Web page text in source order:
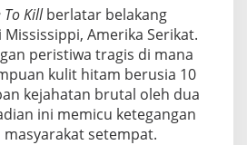
To Killberlatar belakang
Amerika Serikat.
peristiwa tragis di mana
kulit hitam berusia 10
kejahatan brutal oleh dua
ini memicu ketegangan
setempat.